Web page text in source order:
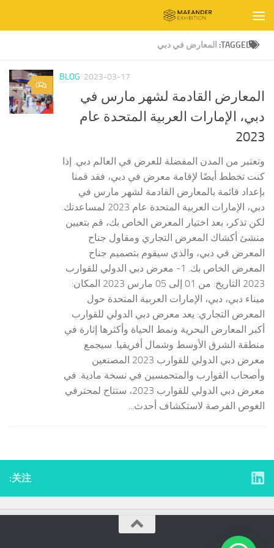
TAGGED: المعارض في دبي
0
BLOG 2023-03-17
المعارض القادمة لشهر مارس في
دبي، الإمارات العربية المتحدة عام
2023
وتعتبر من المدن المفضلة للعرض في العالم دبي. إذا
كنت تخطط أيضًا لإقامة معرض في دبي، فقد قمنا
بإعداد قائمة بالمعارض القادمة لشهر مارس في
دبي، الإمارات العربية المتحدة عام 2023 لمساعدتك.
لكن تذكر، بعد اختيار المعرض الخاص بك، قم بتعيين
منشئ أكشاك المعرض التجاري ومقاول جناح
المعرض في دبي، والذي سيقوم بتصميم جناح
المعرض الخاص بك. 1- معرض دبي الدولي للقوارب
2023 التاريخ: من 01 إلى 05 مارس 2023 المكان:
ميناء دبي، دبي، الإمارات العربية المتحدة حول
المعرض التجاري: يعد معرض دبي الدولي للقوارب
أكبر المعارض البحرية ونمط الحياة وأكثرها إثارة في
منطقة الشرق الأوسط وشمال أفريقيا. سيجمع
معرض دبي الدولي للقوارب 2023 المصنعين
وأصحاب القوارب والمتحمسين في نسخة مادية. في
معرض دبي الدولي للقوارب 2023، ستتاح لمحترفي
الغوص الفرصة لاستكشاف أحدث...
关注: